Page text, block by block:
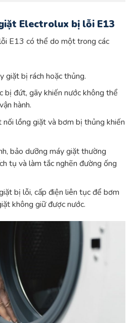
Electrolux bị lỗi E13
E13 có thể do một trong các
giặt bị rách hoặc thủng.
đứt, gãy khiến nước không thể
hành.
lồng giặt và bơm bị thủng khiến
bảo dưỡng máy giặt thường
tụ và làm tắc nghẽn đường ống
bị lỗi, cấp điện liên tục để bơm
không giữ được nước.